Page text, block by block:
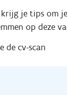
krijg je tips om
op deze
de cv-scan